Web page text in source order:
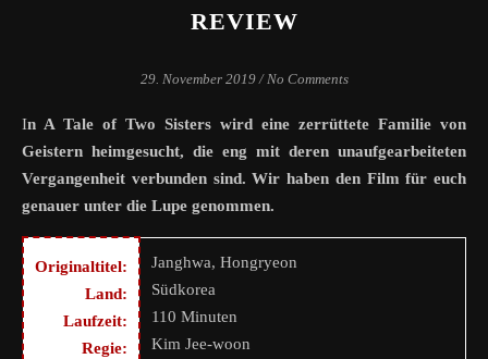
REVIEW
29. November 2019 / No Comments
In A Tale of Two Sisters wird eine zerrüttete Familie von
Geistern heimgesucht, die eng mit deren unaufgearbeiteten
Vergangenheit verbunden sind. Wir haben den Film für euch
genauer unter die Lupe genommen.
Originaltitel:
Land:
Laufzeit:
Regie:
Janghwa, Hongryeon
Südkorea
110 Minuten
Kim Jee-woon